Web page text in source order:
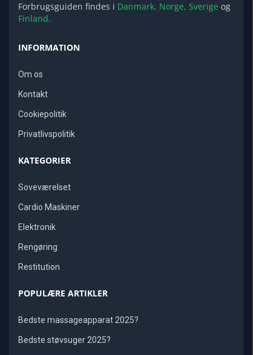
Forbrugsguiden findes i Danmark, Norge, Sverige og
Finland.
INFORMATION
Om os
Kontakt
Cookiepolitik
Privatlivspolitik
KATEGORIER
Soveværelset
Cardio Maskiner
Elektronik
Rengøring
Restitution
POPULÆRE ARTIKLER
Bedste massageapparat 2025?
Bedste støvsuger 2025?